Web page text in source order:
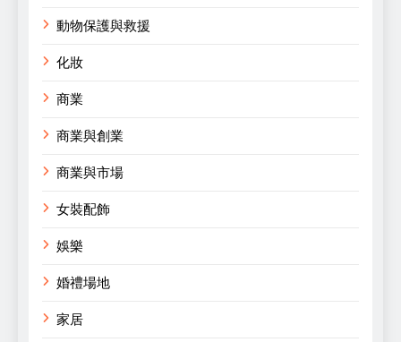
動物保護與救援
化妝
商業
商業與創業
商業與市場
女裝配飾
娛樂
婚禮場地
家居